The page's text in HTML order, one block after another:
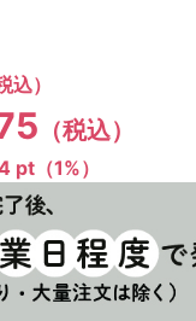
込）
（税込）
pt（1%）